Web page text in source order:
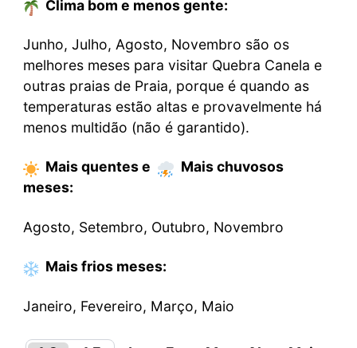
Clima bom e menos gente:
Junho, Julho, Agosto, Novembro são os
melhores meses para visitar Quebra Canela e
outras praias de Praia, porque é quando as
temperaturas estão altas e provavelmente há
menos multidão (não é garantido).
Mais quentese
Mais chuvosos
meses:
Agosto, Setembro, Outubro, Novembro
Mais frios meses:
Janeiro, Fevereiro, Março, Maio